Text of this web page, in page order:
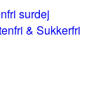
surdej
& Sukkerfri